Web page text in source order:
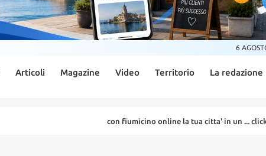
6
Articoli Magazine Video Territorio La redazione
con fiumicino online la tua citta' in un ... click